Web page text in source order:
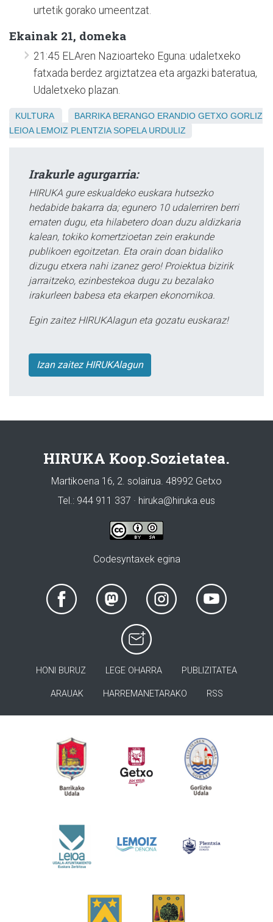
urtetik gorako umeentzat.
Ekainak 21, domeka
21:45 ELAren Nazioarteko Eguna: udaletxeko
fatxada berdez argiztatzea eta argazki bateratua,
Udaletxeko plazan.
KULTURA BARRIKA BERANGO ERANDIO GETXO GORLIZ
LEIOA LEMOIZ PLENTZIA SOPELA URDULIZ
Irakurle agurgarria:
HIRUKA gure eskualdeko euskara hutsezko
hedabide bakarra da; egunero 10 udalerriren berri
ematen dugu, eta hilabetero doan duzu aldizkaria
kalean, tokiko komertzioetan zein erakunde
publikoen egoitzetan. Eta orain doan bidaliko
dizugu etxera nahi izanez gero! Proiektua bizirik
jarraitzeko, ezinbestekoa dugu zu bezalako
irakurleen babesa eta ekarpen ekonomikoa.
Egin zaitez HIRUKAlagun eta gozatu euskaraz!
Izan zaitez HIRUKAlagun
HIRUKA Koop.Sozietatea.
Martikoena 16, 2. solairua. 48992 Getxo
Tel.: 944 911 337 · hiruka@hiruka.eus
Codesyntaxek egina
HONI BURUZ LEGE OHARRA PUBLIZITATEA
ARAUAK HARREMANETARAKO RSS